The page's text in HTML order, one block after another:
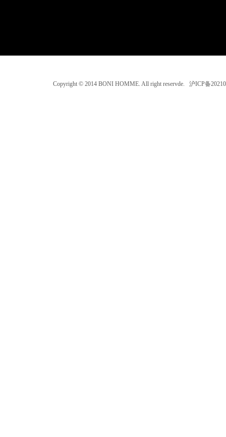
Copyright © 2014 BONI HOMME. All right reservde. 沪ICP备